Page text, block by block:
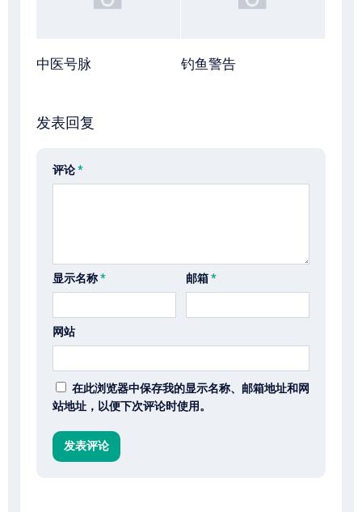
中医号脉 钓鱼警告
发表回复
评论*
显示名称* 邮箱*
网站
在此浏览器中保存我的显示名称、邮箱地址和网
站地址，以便下次评论时使用。